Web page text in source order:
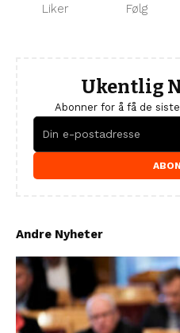
Liker Følg
Ukentlig
Abonner for å få de
Andre Nyheter